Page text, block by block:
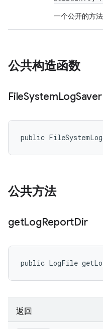
一个公开的方
公共构造函数
FileSystemLogSaver
public
公共方法
getLogReportDir
public LogFile
返回